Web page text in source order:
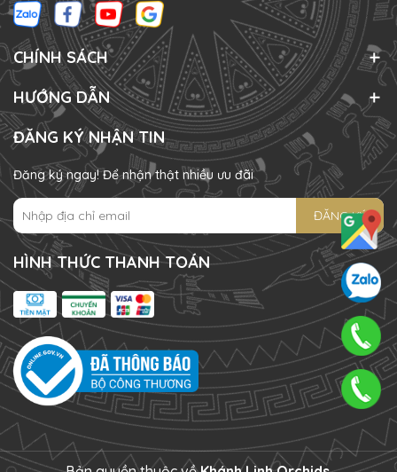
CHÍNH SÁCH
HƯỚNG DẪN
ĐĂNG KÝ NHẬN TIN
Đăng ký ngay! Để nhận thật nhiều ưu đãi
ĐĂNG KÝ
HÌNH THỨC THANH TOÁN